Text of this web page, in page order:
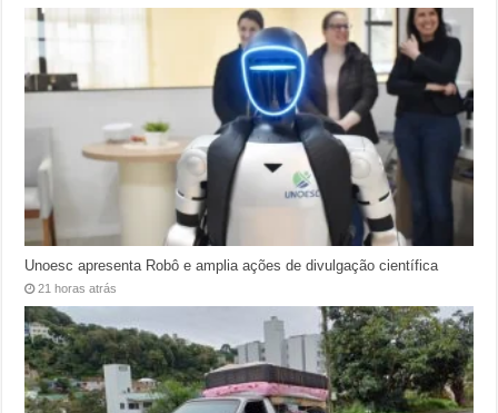
Unoesc apresenta Robô e amplia ações de divulgação científica
21 horas atrás